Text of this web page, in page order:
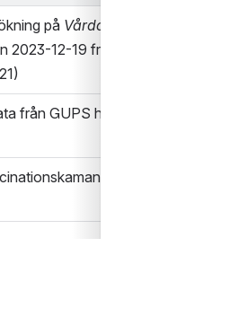
på Vårdcentral
2023-12-19 från HSA
från GUPS har
flyttad